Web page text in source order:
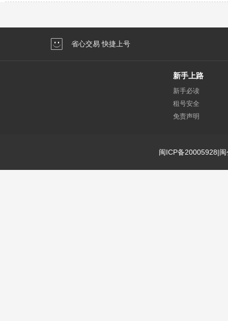
省心交易 快捷上号
新手上路
新手必读
租号安全
免责声明
闽ICP备20005928|